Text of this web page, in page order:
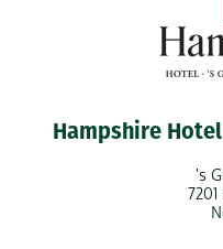
Hampshire
's